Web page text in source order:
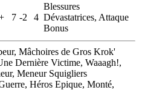
7 -2 4
Blessures
Dévastatrices, Attaque
Bonus
Mâchoires de Gros Krok'
Dernière Victime, Waaagh!,
Meneur Squigliers
Héros Epique, Monté,